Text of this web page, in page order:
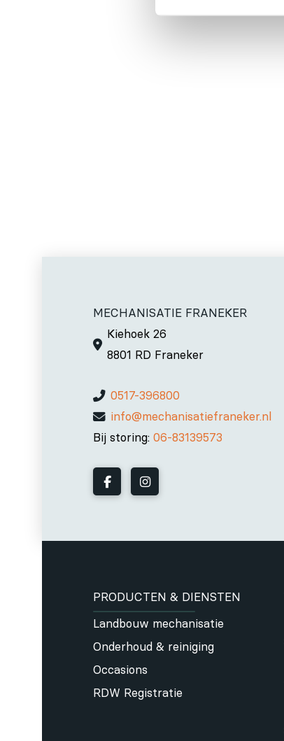
MECHANISATIE FRANEKER
Kiehoek 26
8801 RD Franeker
0517-396800
info@mechanisatiefraneker.nl
Bij storing:06-83139573
PRODUCTEN & DIENSTEN
Landbouw mechanisatie
Onderhoud & reiniging
Occasions
RDW Registratie